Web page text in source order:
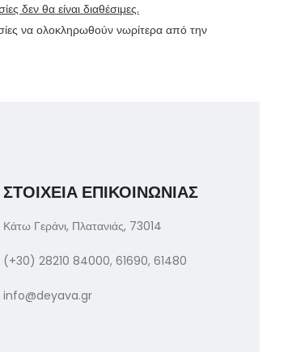
δεν θα είναι διαθέσιμες.
να ολοκληρωθούν νωρίτερα από την
ΣΤΟΙΧΕΙΑ ΕΠΙΚΟΙΝΩΝΙΑΣ
Κάτω Γεράνι, Πλατανιάς, 73014
(+30) 28210 84000, 61690, 61480
info@deyava.gr